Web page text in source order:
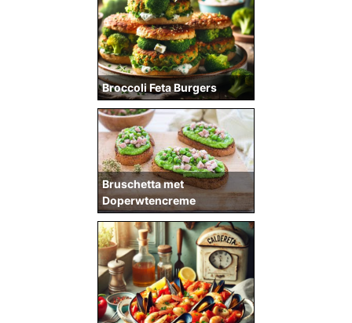
Broccoli Feta Burgers
Bruschetta met
Doperwtencreme